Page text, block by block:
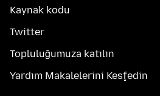
Kaynak kodu
Twitter
Topluluğumuza katılın
Yardım Makalelerini Keşfedin